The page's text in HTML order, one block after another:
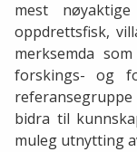
mest
oppdrettsfisk,
merksemda
forskings- og
bidra til
muleg utnytting